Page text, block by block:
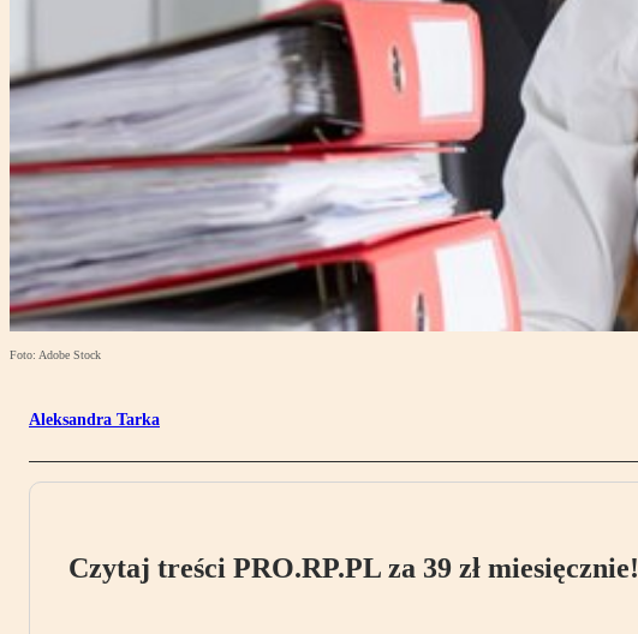
Foto: Adobe Stock
Aleksandra Tarka
Czytaj treści PRO.RP.PL za 39 zł miesięcznie!